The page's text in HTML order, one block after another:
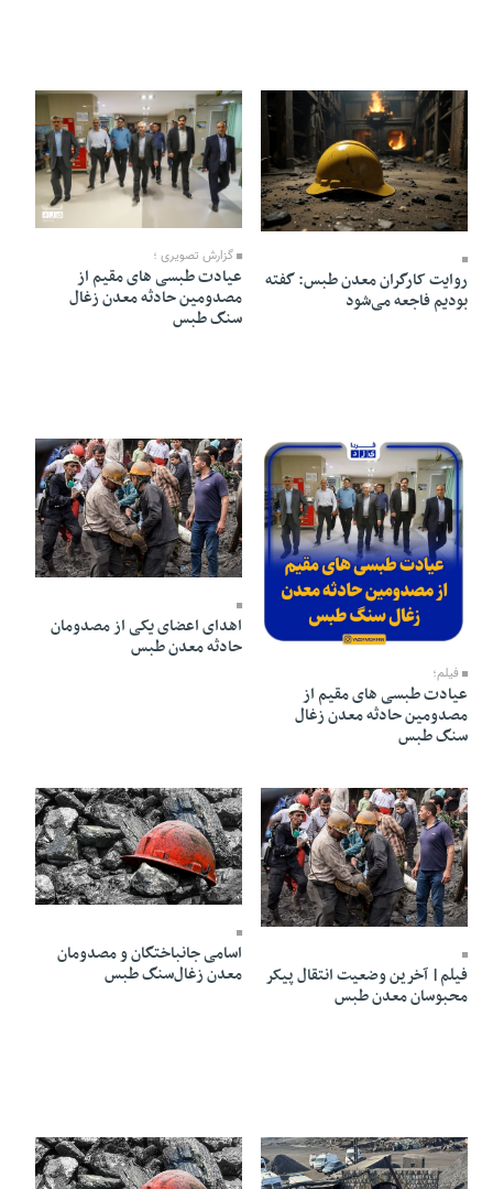
05 Mehr 1403 - 16:10
روایت کارگران معدن طبس: گفته
بودیم فاجعه می‌شود
04 Mehr 1403 - 22:35
گزارش تصویری ؛
عیادت طبسی های مقیم از
مصدومین حادثه معدن زغال
سنگ طبس
فیلم؛
عیادت طبسی های مقیم از
مصدومین حادثه معدن زغال
سنگ طبس
04 Mehr 1403 - 10:22
اهدای اعضای یکی از مصدومان
حادثه معدن طبس
04 Mehr 1403 - 09:05
فیلم| آخرین وضعیت انتقال پیکر
محبوسان معدن طبس
02 Mehr 1403 - 18:24
اسامی جانباختگان و مصدومان
معدن زغال‌سنگ طبس